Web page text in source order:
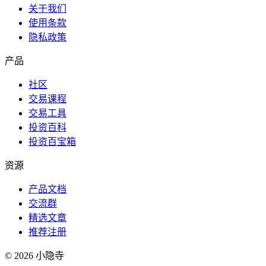
关于我们
使用条款
隐私政策
产品
社区
交易课程
交易工具
投资百科
投资百宝箱
资源
产品文档
交流群
精选文章
推荐注册
© 2026 小隐寺